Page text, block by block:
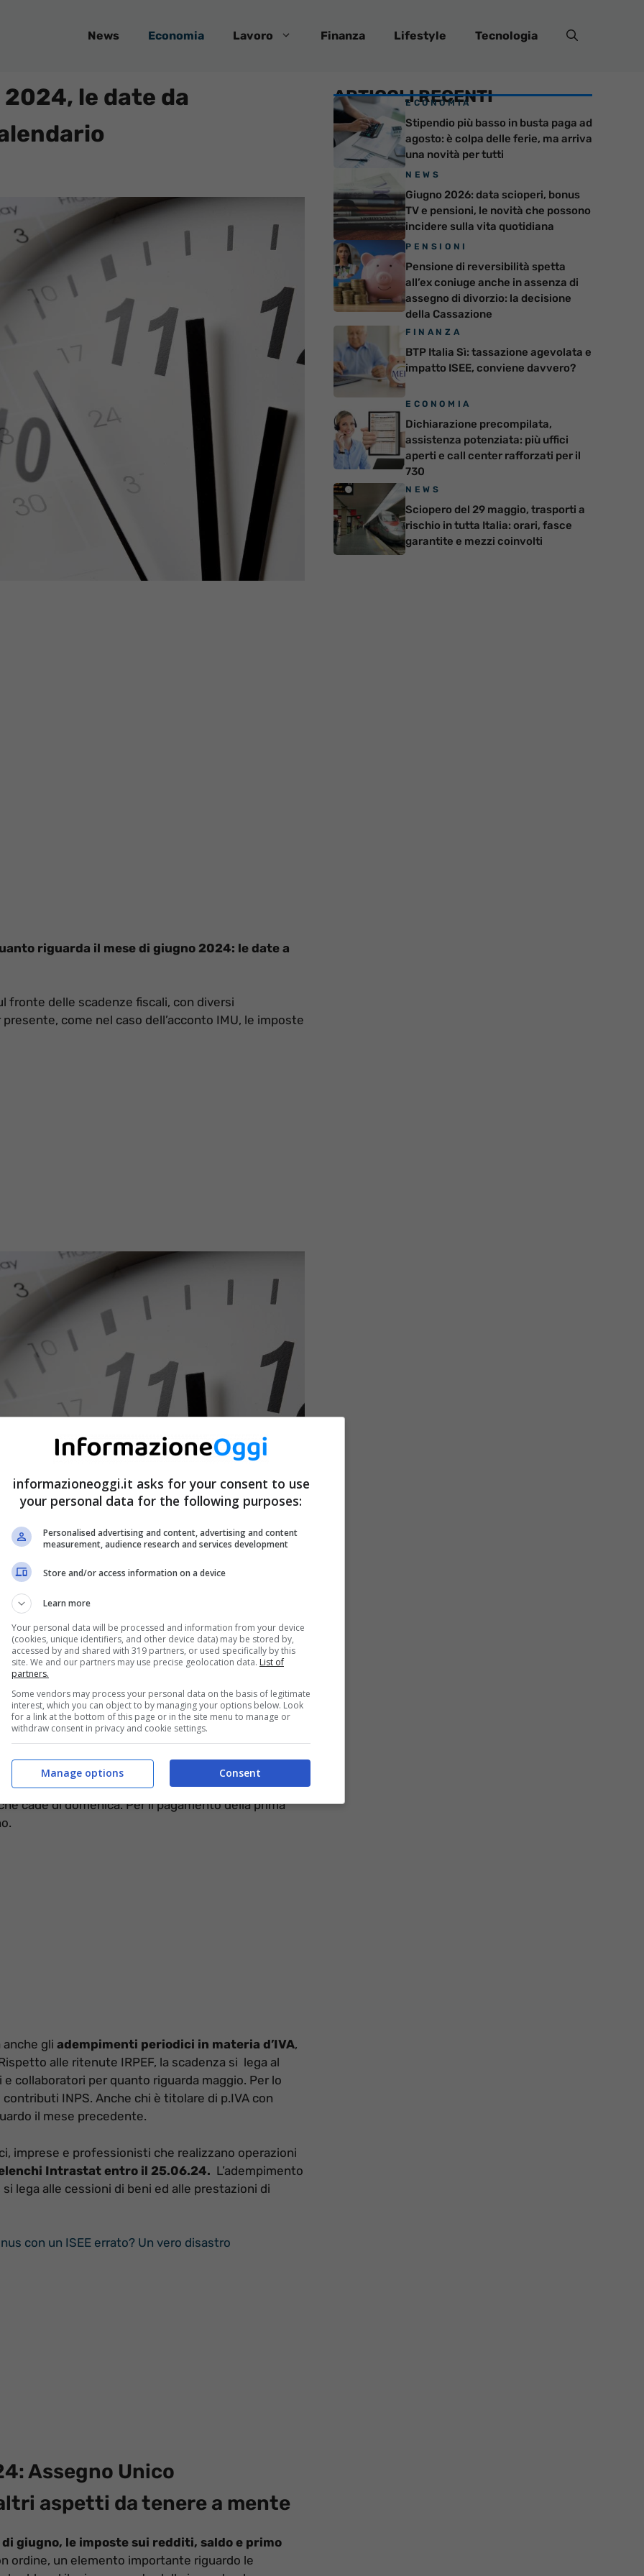
News Economia Lavoro Finanza Lifestyle Tecnologia
le date da
riguarda il mese di giugno 2024: le date a
fronte delle scadenze fiscali, con diversi
come nel caso dell’acconto IMU, le imposte
– informazioneoggi.it
giugno 2024,
sui redditi per l’anno in corso ed altre ancora. Un
partite Iva e pensionati. Da tener presente
per l’assegno unico, al pari di quello per la
scadenza dell’acconto IMU,
in virtù dello slittamento
cade di domenica. Per il pagamento della prima
anche gli adempimenti periodici in materia d’IVA,
alle ritenute IRPEF, la scadenza si lega al
collaboratori per quanto riguarda maggio. Per lo
INPS. Anche chi è titolare di p.IVA con
il mese precedente.
imprese e professionisti che realizzano operazioni
Intrastat entro il 25.06.24. L’adempimento
lega alle cessioni di beni ed alle prestazioni di
con un ISEE errato? Un vero disastro
Assegno Unico
aspetti da tenere a mente
giugno, le imposte sui redditi, saldo e primo
ordine, un elemento importante riguardo le
ARTICOLI RECENTI
ECONOMIA
Stipendio più basso in busta paga ad
agosto: è colpa delle ferie, ma arriva
una novità per tutti
NEWS
Giugno 2026: data scioperi, bonus
TV e pensioni, le novità che possono
incidere sulla vita quotidiana
PENSIONI
Pensione di reversibilità spetta
all’ex coniuge anche in assenza di
assegno di divorzio: la decisione
della Cassazione
FINANZA
BTP Italia Sì: tassazione agevolata e
impatto ISEE, conviene davvero?
ECONOMIA
Dichiarazione precompilata,
assistenza potenziata: più uffici
aperti e call center rafforzati per il
730
NEWS
Sciopero del 29 maggio, trasporti a
rischio in tutta Italia: orari, fasce
garantite e mezzi coinvolti
informazioneoggi.it asks for your consent to use
your personal data for the following purposes:
Personalised advertising and content, advertising and content
measurement, audience research and services development
Store and/or access information on a device
Learn more
Your personal data will be processed and information from your device
(cookies, unique identifiers, and other device data) may be stored by,
accessed by and shared with 319 partners, or used specifically by this
site. We and our partners may use precise geolocation data. List of
partners.
Some vendors may process your personal data on the basis of legitimate
interest, which you can object to by managing your options below. Look
for a link at the bottom of this page or in the site menu to manage or
withdraw consent in privacy and cookie settings.
Consent
Manage options